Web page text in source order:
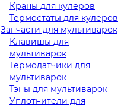
Краны для кулеров
Термостаты для кулеров
Запчасти для мультиварок
Клавишы для
мультиварок
Термодатчики для
мультиварок
Тэны для мультиварок
Уплотнители для